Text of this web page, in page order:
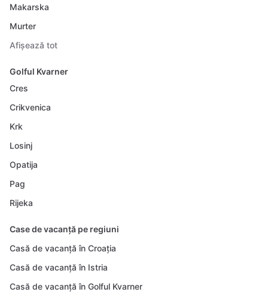
Makarska
Murter
Afișează tot
Golful Kvarner
Cres
Crikvenica
Krk
Losinj
Opatija
Pag
Rijeka
Case de vacanță pe regiuni
Casă de vacanță în Croația
Casă de vacanță în Istria
Casă de vacanță în Golful Kvarner